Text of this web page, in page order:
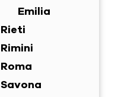
Emilia
Rieti
Rimini
Roma
Savona